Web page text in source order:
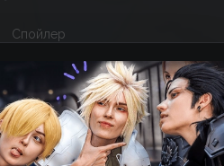
Спойлер
гік-
та
:28